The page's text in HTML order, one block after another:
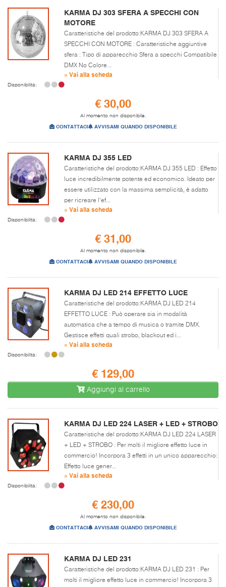
KARMA DJ 303 SFERA A SPECCHI CON
MOTORE
Caratteristiche del prodotto:KARMA DJ 303 SFERA A
SPECCHI CON MOTORE : Caratteristiche aggiuntive
sfera : Tipo di apparecchio Sfera a specchi Compatibile
DMX No Colore...
» Vai alla scheda
Disponibilità:
€ 30,00
Al momento non disponibile.
CONTATTACI AVVISAMI QUANDO DISPONIBILE
KARMA DJ 355 LED
Caratteristiche del prodotto:KARMA DJ 355 LED : Effetto
luce incredibilmente potente ed economico. Ideato per
essere utilizzato con la massima semplicità, è adatto
per ricreare l'ef...
» Vai alla scheda
Disponibilità:
€ 31,00
Al momento non disponibile.
CONTATTACI AVVISAMI QUANDO DISPONIBILE
KARMA DJ LED 214 EFFETTO LUCE
Caratteristiche del prodotto:KARMA DJ LED 214
EFFETTO LUCE : Può operare sia in modalità
automatica che a tempo di musica o tramite DMX.
Gestisce effetti quali strobo, blackout ed i...
» Vai alla scheda
Disponibilità:
€ 129,00
Aggiungi al carrello
KARMA DJ LED 224 LASER + LED + STROBO
Caratteristiche del prodotto:KARMA DJ LED 224 LASER
+ LED + STROBO : Per molti il migliore effetto luce in
commercio! Incorpora 3 effetti in un unico apparecchio:
Effetto luce gener...
» Vai alla scheda
Disponibilità:
€ 230,00
Al momento non disponibile.
CONTATTACI AVVISAMI QUANDO DISPONIBILE
KARMA DJ LED 231
Caratteristiche del prodotto:KARMA DJ LED 231 : Per
molti il migliore effetto luce in commercio! Incorpora 3